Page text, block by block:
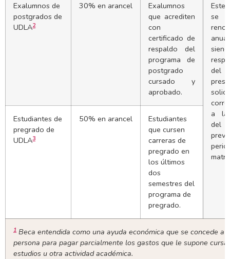
Exalumnos de
postgrados de
UDLA2
30% en arancel
Exalumnos
que acrediten
con
certificado de
respaldo del
programa de
postgrado
cursado y
aprobado.
se
del
a la
del
Estudiantes de
pregrado de
UDLA3
50% en arancel
Estudiantes
que cursen
carreras de
pregrado en
los últimos
dos
semestres del
programa de
pregrado.
1 Beca entendida como una ayuda económica que se concede a
persona para pagar parcialmente los gastos que le supone
estudios u otra actividad académica.